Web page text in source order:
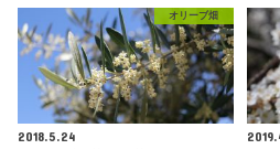
オリーブ畑
2018.5.24